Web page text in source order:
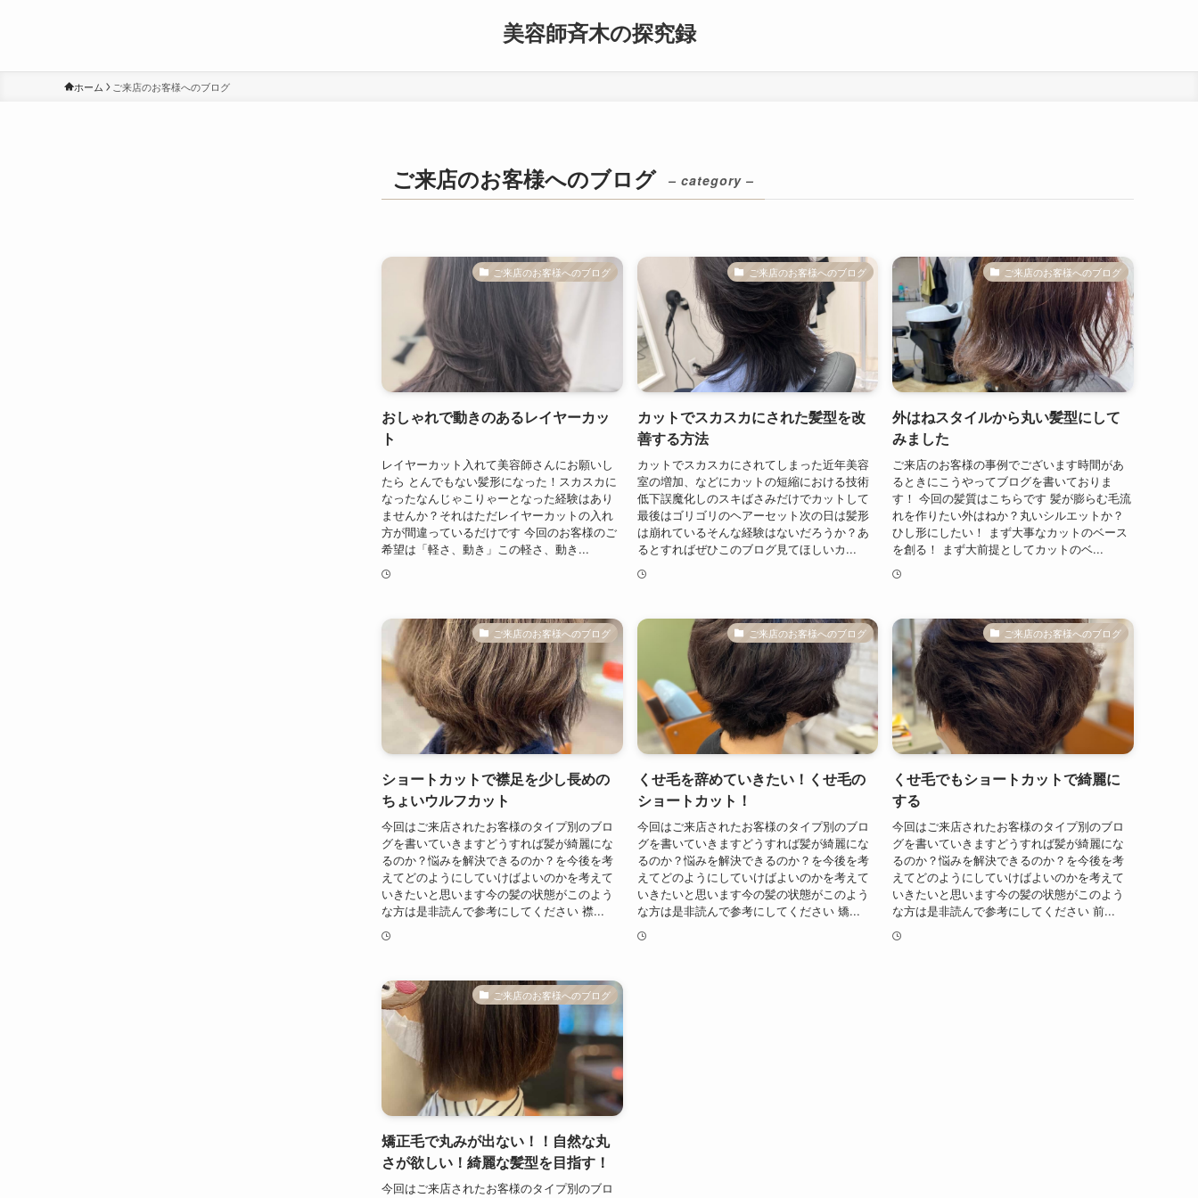
美容師斉木の探究録
ホーム ご来店のお客様へのブログ
ご来店のお客様へのブログ – category –
ご来店のお客様へのブログ
おしゃれで動きのあるレイヤーカッ
ト
レイヤーカット入れて美容師さんにお願いし
たら とんでもない髪形になった！スカスカに
なったなんじゃこりゃーとなった経験はあり
ませんか？それはただレイヤーカットの入れ
方が間違っているだけです 今回のお客様のご
希望は「軽さ、動き」この軽さ、動き...
ご来店のお客様へのブログ
カットでスカスカにされた髪型を改
善する方法
カットでスカスカにされてしまった近年美容
室の増加、などにカットの短縮における技術
低下誤魔化しのスキばさみだけでカットして
最後はゴリゴリのヘアーセット次の日は髪形
は崩れているそんな経験はないだろうか？あ
るとすればぜひこのブログ見てほしいカ...
ご来店のお客様へのブログ
外はねスタイルから丸い髪型にして
みました
ご来店のお客様の事例でございます時間があ
るときにこうやってブログを書いておりま
す！ 今回の髪質はこちらです 髪が膨らむ毛流
れを作りたい外はねか？丸いシルエットか？
ひし形にしたい！ まず大事なカットのベース
を創る！ まず大前提としてカットのベ...
ご来店のお客様へのブログ
ショートカットで襟足を少し長めの
ちょいウルフカット
今回はご来店されたお客様のタイプ別のブロ
グを書いていきますどうすれば髪が綺麗にな
るのか？悩みを解決できるのか？を今後を考
えてどのようにしていけばよいのかを考えて
いきたいと思います今の髪の状態がこのよう
な方は是非読んで参考にしてください 襟...
ご来店のお客様へのブログ
くせ毛を辞めていきたい！くせ毛の
ショートカット！
今回はご来店されたお客様のタイプ別のブロ
グを書いていきますどうすれば髪が綺麗にな
るのか？悩みを解決できるのか？を今後を考
えてどのようにしていけばよいのかを考えて
いきたいと思います今の髪の状態がこのよう
な方は是非読んで参考にしてください 矯...
ご来店のお客様へのブログ
くせ毛でもショートカットで綺麗に
する
今回はご来店されたお客様のタイプ別のブロ
グを書いていきますどうすれば髪が綺麗にな
るのか？悩みを解決できるのか？を今後を考
えてどのようにしていけばよいのかを考えて
いきたいと思います今の髪の状態がこのよう
な方は是非読んで参考にしてください 前...
ご来店のお客様へのブログ
矯正毛で丸みが出ない！！自然な丸
さが欲しい！綺麗な髪型を目指す！
今回はご来店されたお客様のタイプ別のブロ